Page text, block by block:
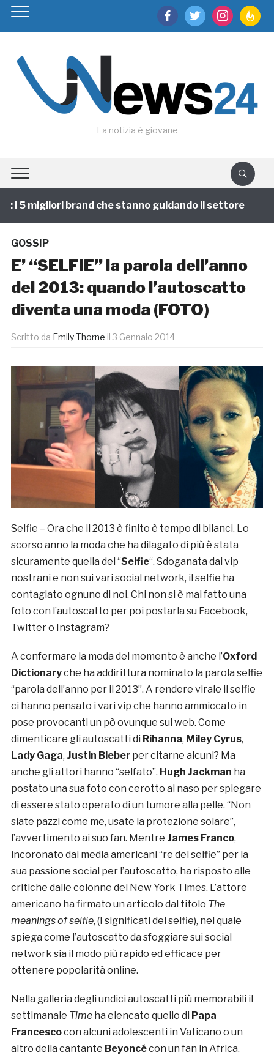
facebooktwitter instagram
La notizia è giovane
5 migliori brand che stanno guidando il settore
GOSSIP
E’ “SELFIE” la parola dell’anno
del 2013: quando l’autoscatto
diventa una moda (FOTO)
Scritto da Emily Thorne il 3 Gennaio 2014
Selfie – Ora che il 2013 è finito è tempo di bilanci. Lo
scorso anno la moda che ha dilagato di più è stata
sicuramente quella del “Selfie“. Sdoganata dai vip
nostrani e non sui vari social network, il selfie ha
contagiato ognuno di noi. Chi non si è mai fatto una
foto con l’autoscatto per poi postarla su Facebook,
Twitter o Instagram?
A confermare la moda del momento è anche l’Oxford
Dictionaryche ha addirittura nominato la parola selfie
“parola dell’anno per il 2013”. A rendere virale il selfie
ci hanno pensato i vari vip che hanno ammiccato in
pose provocanti un pò ovunque sul web. Come
dimenticare gli autoscatti di Rihanna, Miley Cyrus,
Lady Gaga, Justin Bieber per citarne alcuni? Ma
anche gli attori hanno “selfato”. Hugh Jackman ha
postato una sua foto con cerotto al naso per spiegare
di essere stato operato di un tumore alla pelle. “Non
siate pazzi come me, usate la protezione solare”,
l’avvertimento ai suo fan. Mentre James Franco,
incoronato dai media americani “re del selfie” per la
sua passione social per l’autoscatto, ha risposto alle
critiche dalle colonne del New York Times. L’attore
americano ha firmato un articolo dal titolo The
meanings of selfie, (I significati del selfie), nel quale
spiega come l’autoscatto da sfoggiare sui social
network sia il modo più rapido ed efficace per
ottenere popolarità online.
Nella galleria degli undici autoscatti più memorabili il
settimanale Timeha elencato quello di Papa
Francescocon alcuni adolescenti in Vaticano o un
altro della cantante Beyoncécon un fan in Africa.